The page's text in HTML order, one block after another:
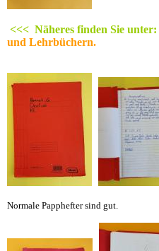
<<< Näheres finden Sie unter:
und Lehrbüchern.
Normale Papphefter sind gut.